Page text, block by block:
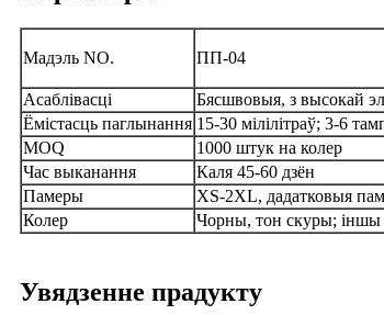
Мадэль NO. ПП-04
Асаблівасці
Бясшвовыя, з высокай
Ёмістасць паглынання 15-30 мілілітраў; 3-6
MOQ
1000 штук на колер
Час выканання
Каля 45-60 дзён
Памеры
XS-2XL, дадатковыя
Колер
Чорны, тон скуры; іншы
Увядзенне прадукту